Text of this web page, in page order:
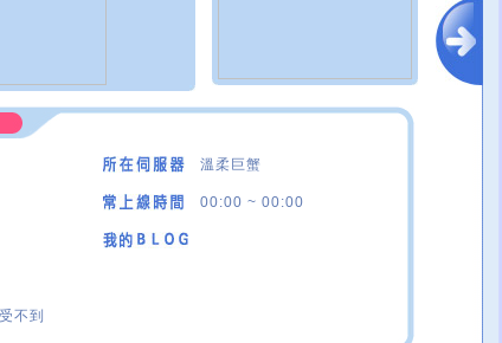
溫柔巨蟹
00:00 ~ 00:00
不到